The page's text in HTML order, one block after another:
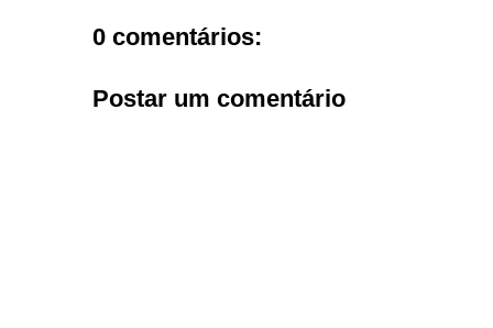
0 comentários:
Postar um comentário